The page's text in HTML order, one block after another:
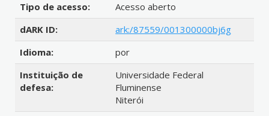
Tipo de acesso:
Acesso aberto
dARK ID:
ark:/87559/001300000bj6g
Idioma:
por
Instituição de
defesa:
Universidade Federal
Fluminense
Niterói